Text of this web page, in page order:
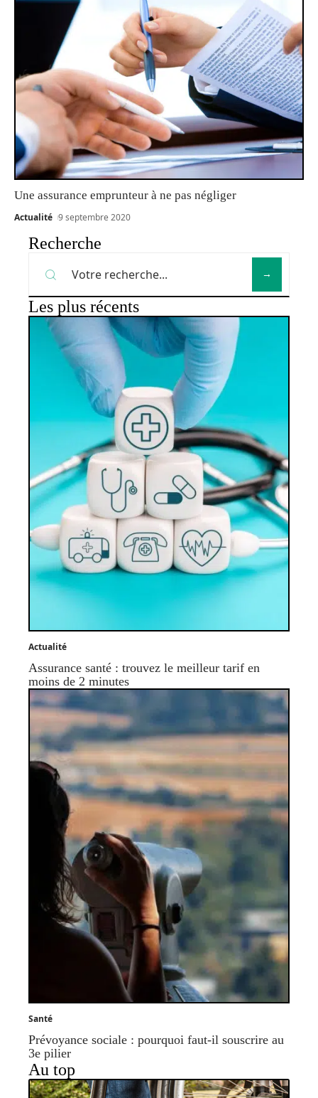
Une assurance emprunteur à ne pas négliger
Actualité 9 septembre 2020
Recherche
Les plus récents
Actualité
Assurance santé : trouvez le meilleur tarif en
moins de 2 minutes
Santé
Prévoyance sociale : pourquoi faut-il souscrire au
3e pilier
Au top